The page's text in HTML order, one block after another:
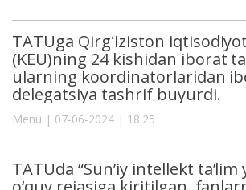
TATUga Qirgʻiziston
(KEU)ning 24 kishidan iborat
ularning koordinatorlaridan
delegatsiya tashrif buyurdi.
Menu | 07-06-2024 | 18:25
TATUda “Sun’iy intellekt ta’lim